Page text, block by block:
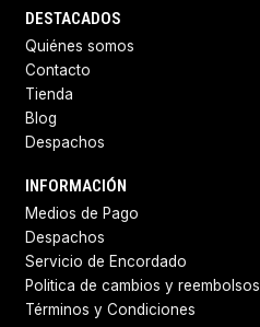
DESTACADOS
Quiénes somos
Contacto
Tienda
Blog
Despachos
INFORMACIÓN
Medios de Pago
Despachos
Servicio de Encordado
Politica de cambios y reembolsos
Términos y Condiciones